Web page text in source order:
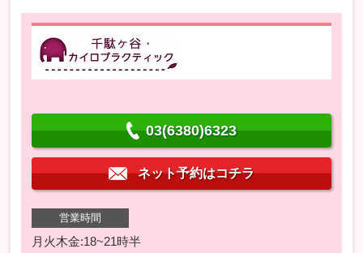
03(6380)6323
ネット予約はコチラ
営業時間
月火木金:18~21時半